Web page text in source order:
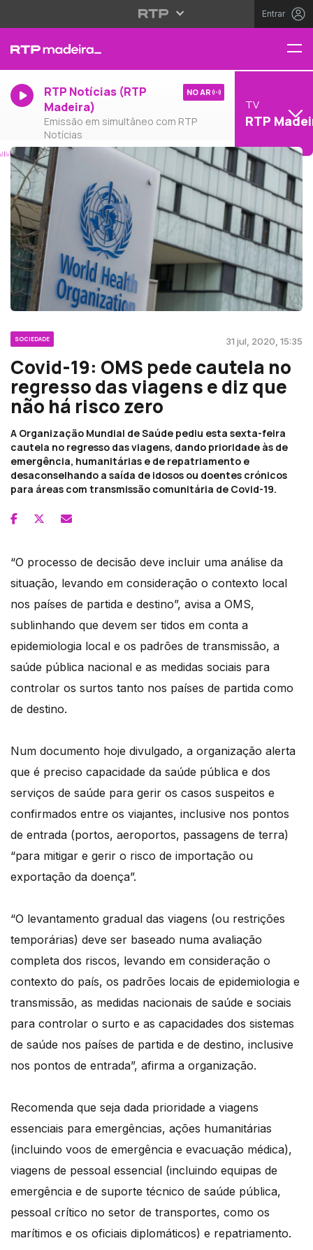
Entrar
RTP Notícias (RTP
Madeira)
Emissão em simultâneo com RTP
Notícias
NO AR
TV
RTP
SOCIEDADE 31 jul, 2020, 15:35
Covid-19: OMS pede cautela no
regresso das viagens e diz que
não há risco zero
A Organização Mundial de Saúde pediu esta sexta-feira
cautela no regresso das viagens, dando prioridade às de
emergência, humanitárias e de repatriamento e
desaconselhando a saída de idosos ou doentes crónicos
para áreas com transmissão comunitária de Covid-19.
“O processo de decisão deve incluir uma análise da
situação, levando em consideração o contexto local
nos países de partida e destino”, avisa a OMS,
sublinhando que devem ser tidos em conta a
epidemiologia local e os padrões de transmissão, a
saúde pública nacional e as medidas sociais para
controlar os surtos tanto nos países de partida como
de destino.
Num documento hoje divulgado, a organização alerta
que é preciso capacidade da saúde pública e dos
serviços de saúde para gerir os casos suspeitos e
confirmados entre os viajantes, inclusive nos pontos
de entrada (portos, aeroportos, passagens de terra)
“para mitigar e gerir o risco de importação ou
exportação da doença”.
“O levantamento gradual das viagens (ou restrições
temporárias) deve ser baseado numa avaliação
completa dos riscos, levando em consideração o
contexto do país, os padrões locais de epidemiologia e
transmissão, as medidas nacionais de saúde e sociais
para controlar o surto e as capacidades dos sistemas
de saúde nos países de partida e de destino, inclusive
nos pontos de entrada”, afirma a organização.
Recomenda que seja dada prioridade a viagens
essenciais para emergências, ações humanitárias
(incluindo voos de emergência e evacuação médica),
viagens de pessoal essencial (incluindo equipas de
emergência e de suporte técnico de saúde pública,
pessoal crítico no setor de transportes, como os
marítimos e os oficiais diplomáticos) e repatriamento.